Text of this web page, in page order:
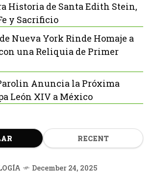
Historia de Santa Edith Stein,
y Sacrificio
Nueva York Rinde Homaje a
una Reliquia de Primer
Anuncia la Próxima
León XIV a México
RECENT
December 24, 2025